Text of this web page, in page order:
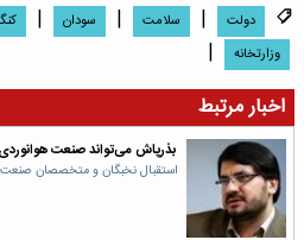
دولت | سلامت | سودان |
وزارتخانه
|
اخبار مرتبط
بذرپاش می‌تواند صنعت
استقبال نخبگان و متخصصان صنعت